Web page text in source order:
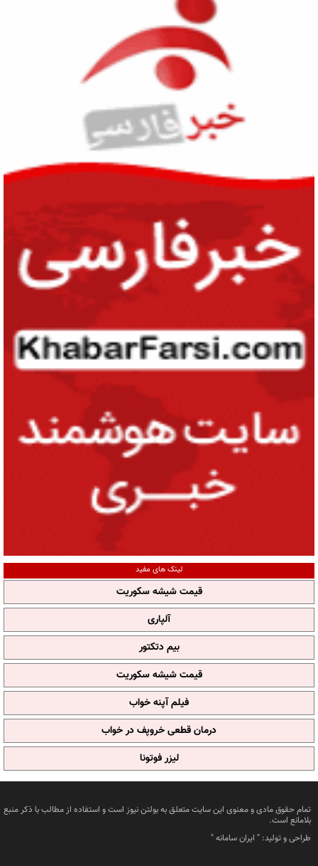
لینک های مفید
قیمت شیشه سکوریت
آلپاری
بیم دتکتور
قیمت شیشه سکوریت
فیلم آپنه خواب
درمان قطعی خروپف در خواب
لیزر فوتونا
تمام حقوق مادی و معنوی این سایت متعلق به بولتن نیوز است و استفاده از مطالب با ذکر منبع
بلامانع است.
طراحی و تولید: " ایران سامانه"